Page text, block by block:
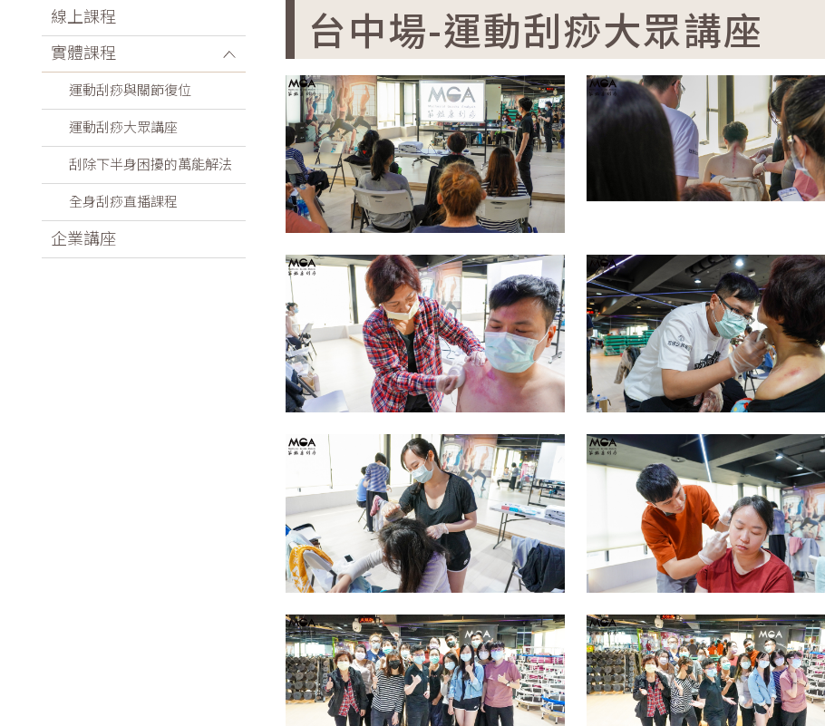
線上課程
實體課程
運動刮痧與關節復位
運動刮痧大眾講座
刮除下半身困擾的萬能解法
全身刮痧直播課程
企業講座
台中場-運動刮痧大眾講座